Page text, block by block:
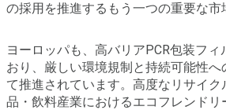
の採用を推進するもう一つの重要な市
ヨーロッパも、高バリアPCR包装フ
おり、厳しい環境規制と持続可能性へ
て推進されています。高度なリサイ
品・飲料産業におけるエコフレンドリ